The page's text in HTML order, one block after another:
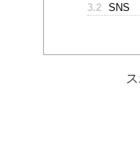
3.2 SNS